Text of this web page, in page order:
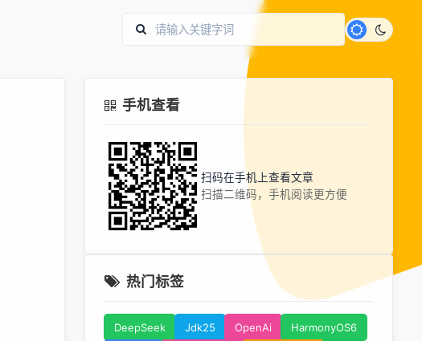
手机查看
扫码在手机上查看文章
扫描二维码，手机阅读更方便
热门标签
DeepSeek Jdk25 OpenAi
HarmonyOS6